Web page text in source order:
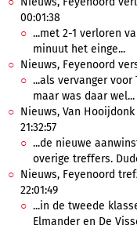
00:01:38
...met 2-1 verloren
minuut het einge...
Nieuws, Feyenoord
...als vervanger voor
maar was daar wel...
Nieuws, Van
21:32:57
...de nieuwe
overige treffers.
Nieuws, Feyenoord
22:01:49
...in de tweede
Elmander en De